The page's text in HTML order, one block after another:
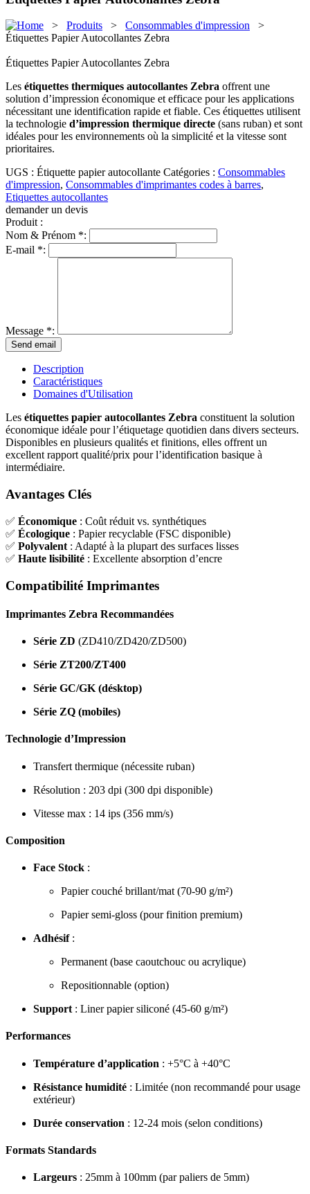
> Produits > Consommables d'impression >
Étiquettes Papier Autocollantes Zebra
Étiquettes Papier Autocollantes Zebra
Les étiquettes thermiques autocollantes Zebra offrent une
solution d’impression économique et efficace pour les applications
nécessitant une identification rapide et fiable. Ces étiquettes utilisent
la technologie d’impression thermique directe (sans ruban) et sont
idéales pour les environnements où la simplicité et la vitesse sont
prioritaires.
UGS : Étiquette papier autocollante Catégories : Consommables
d'impression, Consommables d'imprimantes codes à barres,
Etiquettes autocollantes
demander un devis
Produit :
Nom & Prénom *:
E-mail *:
Message *:
Description
Caractéristiques
Domaines d'Utilisation
Les étiquettes papier autocollantes Zebra constituent la solution
économique idéale pour l’étiquetage quotidien dans divers secteurs.
Disponibles en plusieurs qualités et finitions, elles offrent un
excellent rapport qualité/prix pour l’identification basique à
intermédiaire.
Avantages Clés
✅ Économique : Coût réduit vs. synthétiques
✅ Écologique : Papier recyclable (FSC disponible)
✅ Polyvalent : Adapté à la plupart des surfaces lisses
✅ Haute lisibilité : Excellente absorption d’encre
Compatibilité Imprimantes
Imprimantes Zebra Recommandées
Série ZD (ZD410/ZD420/ZD500)
Série ZT200/ZT400
Série GC/GK (désktop)
Série ZQ (mobiles)
Technologie d’Impression
Transfert thermique (nécessite ruban)
Résolution : 203 dpi (300 dpi disponible)
Vitesse max : 14 ips (356 mm/s)
Composition
Face Stock :
Papier couché brillant/mat (70-90 g/m²)
Papier semi-gloss (pour finition premium)
Adhésif:
Permanent (base caoutchouc ou acrylique)
Repositionnable (option)
Support : Liner papier siliconé (45-60 g/m²)
Performances
Température d’application : +5°C à +40°C
Résistance humidité : Limitée (non recommandé pour usage
extérieur)
Durée conservation : 12-24 mois (selon conditions)
Formats Standards
Largeurs : 25mm à 100mm (par paliers de 5mm)